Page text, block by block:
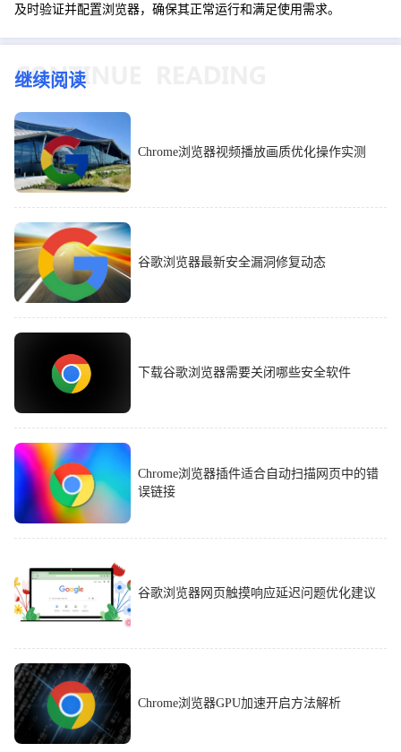
及时验证并配置浏览器，确保其正常运行和满足使用需求。
继续阅读
Chrome浏览器视频播放画质优化操作实测
谷歌浏览器最新安全漏洞修复动态
下载谷歌浏览器需要关闭哪些安全软件
Chrome浏览器插件适合自动扫描网页中的错
误链接
谷歌浏览器网页触摸响应延迟问题优化建议
Chrome浏览器GPU加速开启方法解析